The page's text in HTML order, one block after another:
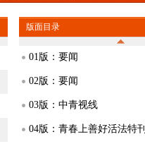
版面目录
01版：要闻
02版：要闻
03版：中青视线
04版：青春上善好活法特刊